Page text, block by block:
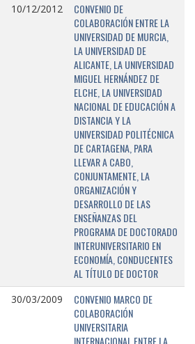
10/12/2012
CONVENIO DE
COLABORACIÓN ENTRE LA
UNIVERSIDAD DE MURCIA,
LA UNIVERSIDAD DE
ALICANTE, LA UNIVERSIDAD
MIGUEL HERNÁNDEZ DE
ELCHE, LA UNIVERSIDAD
NACIONAL DE EDUCACIÓN A
DISTANCIA Y LA
UNIVERSIDAD POLITÉCNICA
DE CARTAGENA, PARA
LLEVAR A CABO,
CONJUNTAMENTE, LA
ORGANIZACIÓN Y
DESARROLLO DE LAS
ENSEÑANZAS DEL
PROGRAMA DE DOCTORADO
INTERUNIVERSITARIO EN
ECONOMÍA, CONDUCENTES
AL TÍTULO DE DOCTOR
30/03/2009
CONVENIO MARCO DE
COLABORACIÓN
UNIVERSITARIA
INTERNACIONAL ENTRE LA